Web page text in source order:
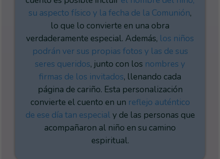
su aspecto físico y la fecha de la Comunión,
lo que lo convierte en una obra
verdaderamente especial. Además, los niños
podrán ver sus propias fotos y las de sus
seres queridos, junto con los nombres y
firmas de los invitados, llenando cada
página de cariño. Esta personalización
convierte el cuento en un reflejo auténtico
de ese día tan especial y de las personas que
acompañaron al niño en su camino
espiritual.